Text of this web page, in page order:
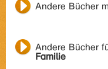
Andere Bücher
Andere Bücher
Familie